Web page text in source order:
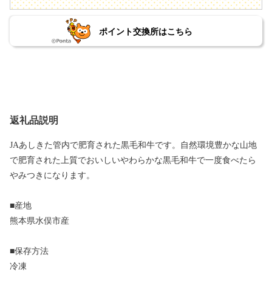
ポイント交換所はこちら
返礼品説明
JAあしきた管内で肥育された黒毛和牛です。自然環境豊かな山地
で肥育された上質でおいしいやわらかな黒毛和牛で一度食べたら
やみつきになります。
■産地
熊本県水俣市産
■保存方法
冷凍